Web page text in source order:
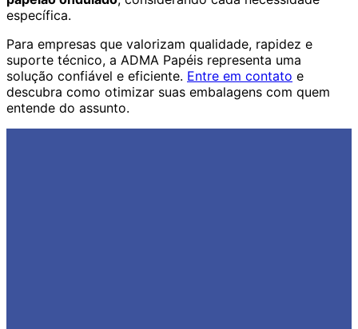
específica.
Para empresas que valorizam qualidade, rapidez e
suporte técnico, a ADMA Papéis representa uma
solução confiável e eficiente. Entre em contato e
descubra como otimizar suas embalagens com quem
entende do assunto.